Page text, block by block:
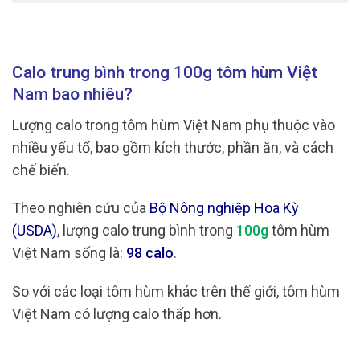
Calo trung bình trong 100g tôm hùm Việt
Nam bao nhiêu?
Lượng calo trong tôm hùm Việt Nam phụ thuộc vào
nhiều yếu tố, bao gồm kích thước, phần ăn, và cách
chế biến.
Theo nghiên cứu của Bộ Nông nghiệp Hoa Kỳ
(USDA), lượng calo trung bình trong 100gtôm hùm
Việt Nam sống là: 98 calo.
So với các loại tôm hùm khác trên thế giới, tôm hùm
Việt Nam có lượng calo thấp hơn.